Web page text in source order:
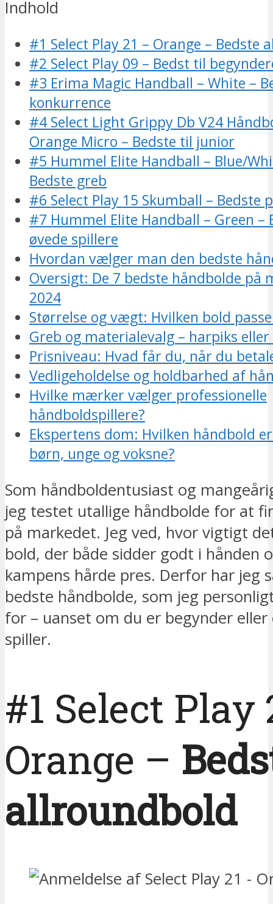
Indhold
#1 Select Play 21 – Orange – Bedste
#2 Select Play 09 – Bedst til
#3 Erima Magic Handball – White –
konkurrence
#4 Select Light Grippy Db V24
Orange Micro – Bedste til junior
#5 Hummel Elite Handball – Blue/
Bedste greb
#6 Select Play 15 Skumball – Bedste
#7 Hummel Elite Handball – Green –
øvede spillere
Hvordan vælger man den bedste
Oversigt: De 7 bedste håndbolde på
2024
Størrelse og vægt: Hvilken bold
Greb og materialevalg – harpiks
Prisniveau: Hvad får du, når du
Vedligeholdelse og holdbarhed af
Hvilke mærker vælger professionelle
håndboldspillere?
Ekspertens dom: Hvilken håndbold
børn, unge og voksne?
Som håndboldentusiast og
jeg testet utallige håndbolde for at
på markedet. Jeg ved, hvor vigtigt
bold, der både sidder godt i hånden
kampens hårde pres. Derfor har jeg
bedste håndbolde, som jeg
for – uanset om du er begynder
spiller.
#1 Select Play
Orange –
allroundbold